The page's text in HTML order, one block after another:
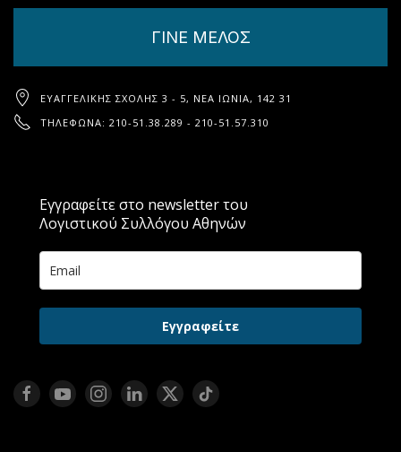
ΓΙΝΕ ΜΕΛΟΣ
ΕΥΑΓΓΕΛΙΚΉΣ ΣΧΟΛΉΣ 3 - 5, ΝΈΑ ΙΩΝΊΑ, 142 31
ΤΗΛΈΦΩΝΑ: 210-51.38.289 - 210-51.57.310
Εγγραφείτε στο newsletter του
Λογιστικού Συλλόγου Αθηνών
Εγγραφείτε